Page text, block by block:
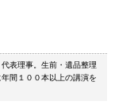
表理事。生前・遺品整理
間１００本以上の講演を